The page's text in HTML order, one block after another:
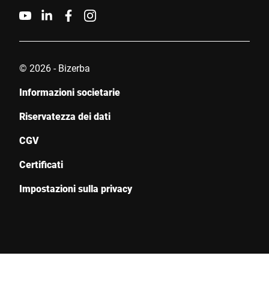
© 2026 - Bizerba
Informazioni societarie
Riservatezza dei dati
CGV
Certificati
Impostazioni sulla privacy